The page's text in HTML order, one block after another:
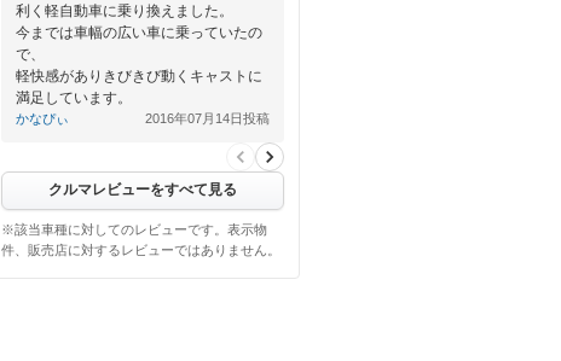
利く軽自動車に乗り換えました。
今までは車幅の広い車に乗っていたの
で、
軽快感がありきびきび動くキャストに
満足しています。
かなぴぃ 2016年07月14日投稿
クルマレビューをすべて見る
※該当車種に対してのレビューです。表示物
件、販売店に対するレビューではありません。